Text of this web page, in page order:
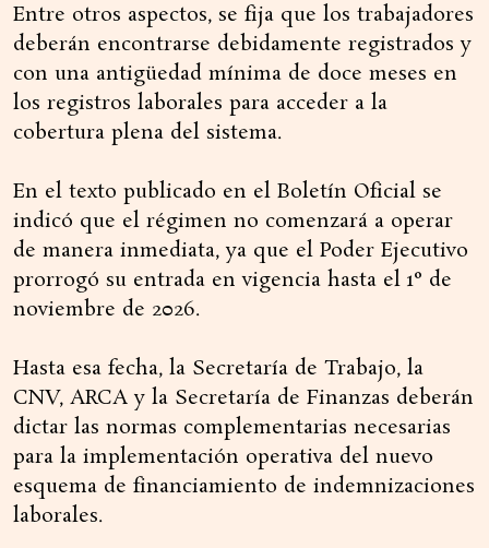
Entre otros aspectos, se fija que los trabajadores
deberán encontrarse debidamente registrados y
con una antigüedad mínima de doce meses en
los registros laborales para acceder a la
cobertura plena del sistema.
En el texto publicado en el Boletín Oficial se
indicó que el régimen no comenzará a operar
de manera inmediata, ya que el Poder Ejecutivo
prorrogó su entrada en vigencia hasta el 1° de
noviembre de 2026.
Hasta esa fecha, la Secretaría de Trabajo, la
CNV, ARCA y la Secretaría de Finanzas deberán
dictar las normas complementarias necesarias
para la implementación operativa del nuevo
esquema de financiamiento de indemnizaciones
laborales.